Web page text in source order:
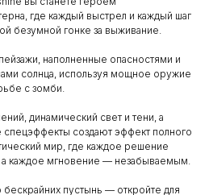
где каждый выстрел и каждый шаг
безумной гонке за выживание.
наполненные опасностями и
солнца, используя мощное оружие
с зомби.
динамический свет и тени, а
спецэффекты создают эффект полного
мир, где каждое решение
а каждое мгновение — незабываемым.
пустынь — откройте для